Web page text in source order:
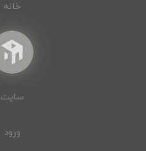
خانه
سایت
ورود